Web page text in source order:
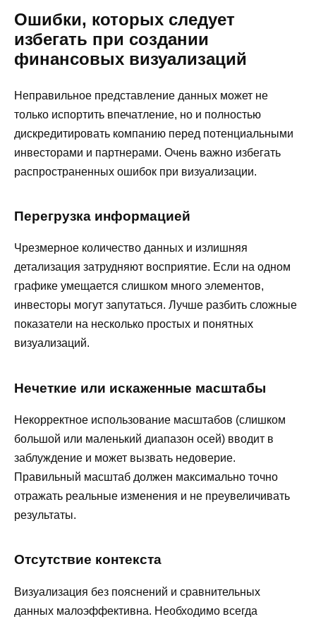
Ошибки, которых следует
избегать при создании
финансовых визуализаций
Неправильное представление данных может не
только испортить впечатление, но и полностью
дискредитировать компанию перед потенциальными
инвесторами и партнерами. Очень важно избегать
распространенных ошибок при визуализации.
Перегрузка информацией
Чрезмерное количество данных и излишняя
детализация затрудняют восприятие. Если на одном
графике умещается слишком много элементов,
инвесторы могут запутаться. Лучше разбить сложные
показатели на несколько простых и понятных
визуализаций.
Нечеткие или искаженные масштабы
Некорректное использование масштабов (слишком
большой или маленький диапазон осей) вводит в
заблуждение и может вызвать недоверие.
Правильный масштаб должен максимально точно
отражать реальные изменения и не преувеличивать
результаты.
Отсутствие контекста
Визуализация без пояснений и сравнительных
данных малоэффективна. Необходимо всегда